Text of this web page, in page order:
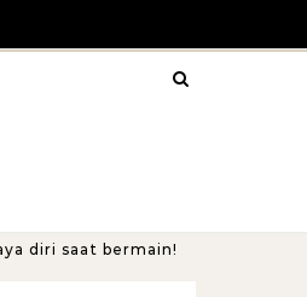
diri saat bermain!